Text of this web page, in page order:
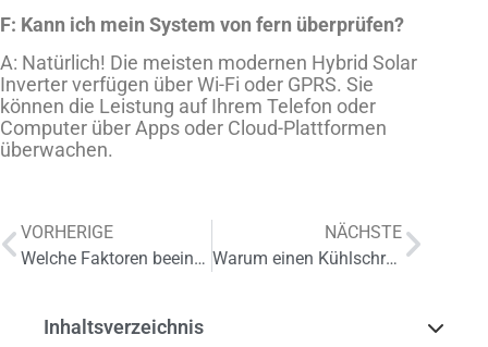
F: Kann ich mein System von fern überprüfen?
A: Natürlich! Die meisten modernen Hybrid Solar
Inverter verfügen über Wi-Fi oder GPRS. Sie
können die Leistung auf Ihrem Telefon oder
Computer über Apps oder Cloud-Plattformen
überwachen.
VORHERIGE
Welche Faktoren beeinflussen den Preis und den langfristigen Wert der Solarbatterie
NÄCHSTE
Warum einen Kühlschrank mit Solarbetrieb für Ihr Zuhause wählen
Inhaltsverzeichnis